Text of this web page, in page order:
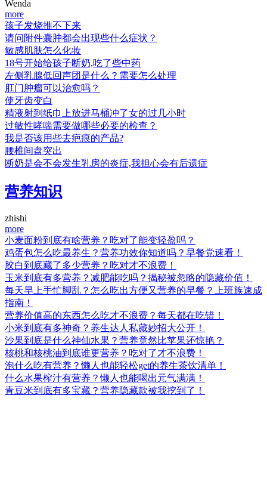
Wenda
more
孩子发烧推不下来
请问附件囊肿都会出现些什么症状？
敏感肌肤怎么化妆
18号开始给孩子断奶,吃了些中药
左侧乳腺低回声团是什么？需要怎么处理
肛门肿瘤可以治愈吗？
使牙齿变白
精液射到纸巾上放进马桶冲了女的过几小时
过敏性哮喘需要做哪些必要的检查？
我是否该用些去疤痕的产品?
腰椎间盘突出
断奶是会不会发生乳房的炎症,我担心会有后遗症
营养知识
zhishi
more
小麦面粉到底有啥营养？吃对了能变轻盈吗？
鸡蛋包怎么吃最养生？营养功效你知道吗？早餐党速看！
胶白到底藏了多少营养？吃对才不浪费！
玉米到底有多营养？减肥能吃吗？揭秘被忽略的隐藏价值！
每天早上手忙脚乱？怎么吃出方便又营养的早餐？上班族速成
指南！
营养价值高的东西怎么吃才不浪费？每天都在吃错！
小米到底有多神奇？养生达人私藏妙招大公开！
沙果到底是什么神仙水果？营养竟然比苹果还惊艳？
核桃和核桃油到底谁更营养？吃对了才不浪费！
泡什么吃有营养？懒人也能轻松get的养生茶饮清单！
什么水果榨汁有营养？懒人也能喝出元气满满！
青豆米到底有多宝藏？营养隐藏款被我挖到了！